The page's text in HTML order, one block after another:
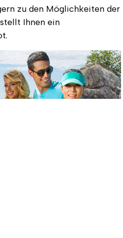
zu den Möglichkeiten der
Ihnen ein